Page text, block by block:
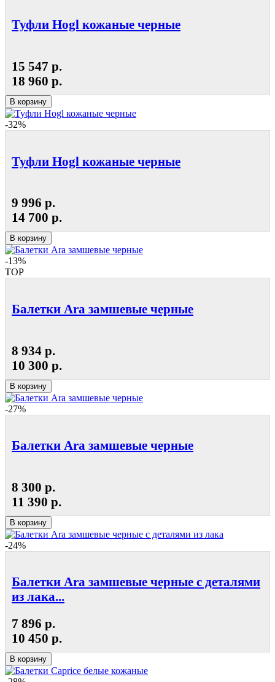
Туфли Hogl кожаные черные
15 547 р.
18 960 р.
В корзину
-32%
Туфли Hogl кожаные черные
9 996 р.
14 700 р.
В корзину
-13%
TOP
Балетки Ara замшевые черные
8 934 р.
10 300 р.
В корзину
-27%
Балетки Ara замшевые черные
8 300 р.
11 390 р.
В корзину
-24%
Балетки Ara замшевые черные с деталями
из лака...
7 896 р.
10 450 р.
В корзину